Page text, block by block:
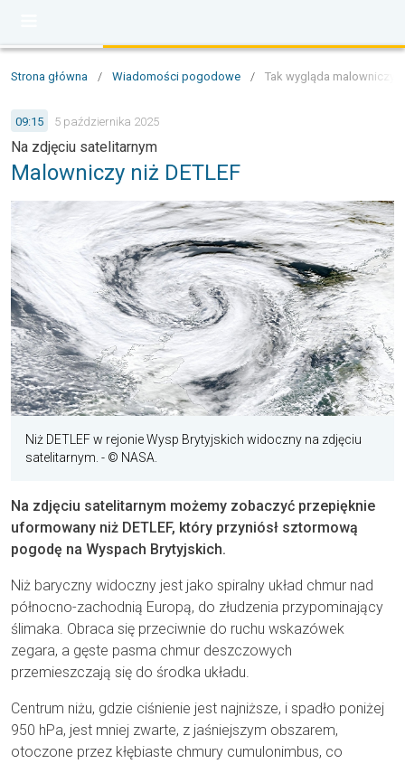
Strona główna / Wiadomości pogodowe / Tak wygląda malowniczy
09:15 5 października 2025
Na zdjęciu satelitarnym
Malowniczy niż DETLEF
Niż DETLEF w rejonie Wysp Brytyjskich widoczny na zdjęciu
satelitarnym. - © NASA.
Na zdjęciu satelitarnym możemy zobaczyć przepięknie
uformowany niż DETLEF, który przyniósł sztormową
pogodę na Wyspach Brytyjskich.
Niż baryczny widoczny jest jako spiralny układ chmur nad
północno-zachodnią Europą, do złudzenia przypominający
ślimaka. Obraca się przeciwnie do ruchu wskazówek
zegara, a gęste pasma chmur deszczowych
przemieszczają się do środka układu.
Centrum niżu, gdzie ciśnienie jest najniższe, i spadło poniżej
950 hPa, jest mniej zwarte, z jaśniejszym obszarem,
otoczone przez kłębiaste chmury cumulonimbus, co